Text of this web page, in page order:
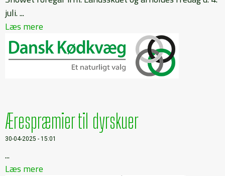
juli. ...
Læs mere
Ærespræmier til dyrskuer
30-04-2025 - 15:01
...
Læs mere